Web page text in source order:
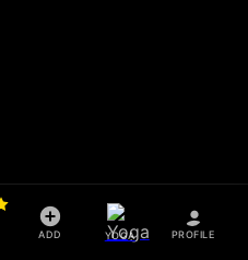
ADD YOGA PROFILE